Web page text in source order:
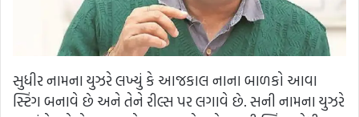
સુધીર નામના યુઝરે લખ્યું કે આજકાલ નાના બાળકો આવા
સ્ટિંગ બનાવે છે અને તેને રીલ્સ પર લગાવે છે. સની નામના યુઝરે